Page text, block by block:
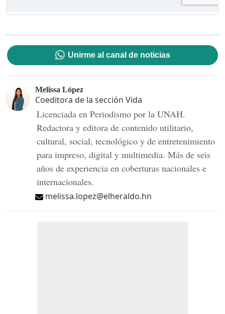
Unirme al canal de noticias
Melissa López
Coeditora de la sección Vida
Licenciada en Periodismo por la UNAH.
Redactora y editora de contenido utilitario,
cultural, social, tecnológico y de entretenimiento
para impreso, digital y multimedia. Más de seis
años de experiencia en coberturas nacionales e
internacionales.
melissa.lopez@elheraldo.hn